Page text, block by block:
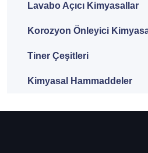
Lavabo Açıcı Kimyasallar
Korozyon Önleyici
Tiner Çeşitleri
Kimyasal Hammaddeler